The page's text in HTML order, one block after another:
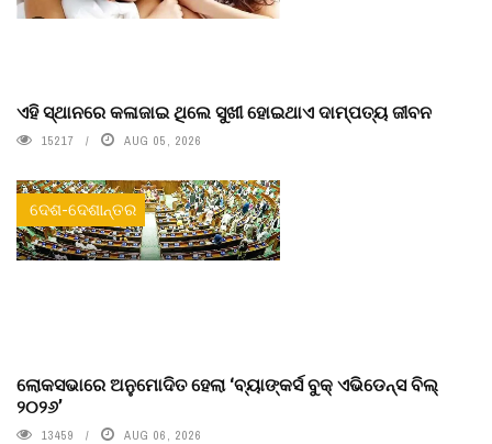
ଏହି ସ୍ଥାନରେ କଳାଜାଇ ଥିଲେ ସୁଖୀ ହୋଇଥାଏ ଦାମ୍ପତ୍ୟ ଜୀବନ
15217 AUG 05, 2026
ଦେଶ-ଦେଶାନ୍ତର
ଲୋକସଭାରେ ଅନୁମୋଦିତ ହେଲା ‘ବ୍ୟାଙ୍କର୍ସ ବୁକ୍ ଏଭିଡେନ୍ସ ବିଲ୍
୨୦୨୬’
13459 AUG 06, 2026